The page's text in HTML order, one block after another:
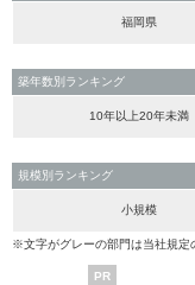
福岡県
築年数別ランキング
10年以上20年未満
規模別ランキング
小規模
※文字がグレーの部門は当社規定
PR